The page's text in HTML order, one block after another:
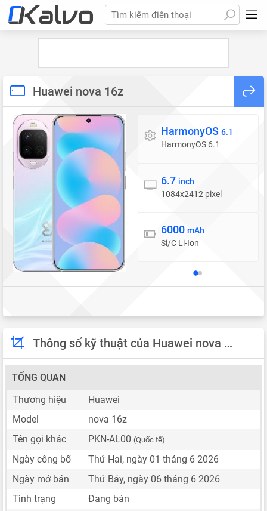
Tìm kiếm điện thoại
Huawei nova 16z
Hệ điều hành
HarmonyOS 6.1
HarmonyOS 6.1
Màn hình
6.7 inch
1084x2412 pixel
Pin
6000 mAh
Si/C Li-Ion
Thông số kỹ thuật của Huawei nova 16z
TỔNG QUAN
Thương hiệu
Huawei
Model
nova 16z
Tên gọi khác
PKN-AL00 (Quốc tế)
Ngày công bố
Thứ Hai, ngày 01 tháng 6 2026
Ngày mở bán
Thứ Bảy, ngày 06 tháng 6 2026
Tình trạng
Đang bán